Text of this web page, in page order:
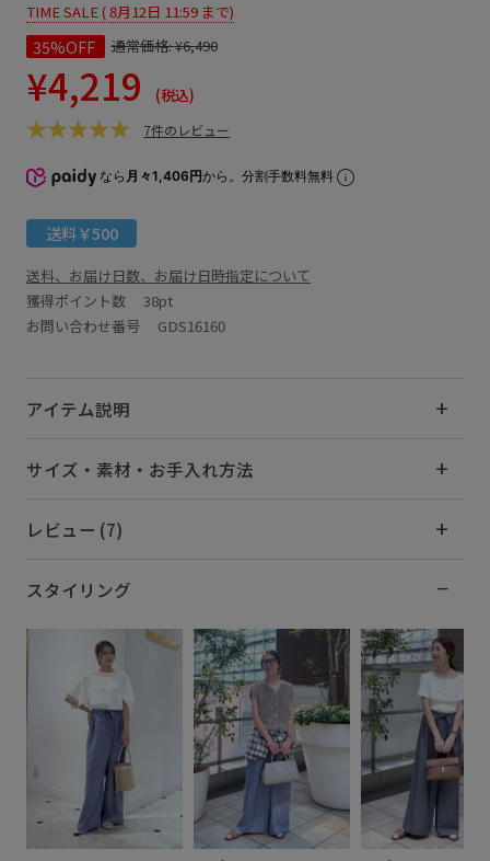
TIME SALE ( 8月12日 11:59 まで)
35%OFF 通常価格:¥6,490
¥4,219 (税込)
7件のレビュー
なら 月々1,406円から。分割手数料無料
送料￥500
送料、お届け日数、お届け日時指定について
獲得ポイント数 38pt
お問い合わせ番号 GDS16160
アイテム説明
サイズ・素材・お手入れ方法
レビュー (7)
スタイリング